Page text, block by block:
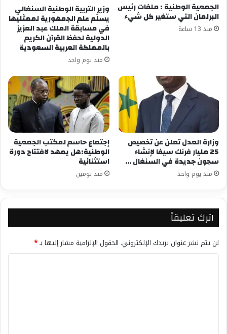
الجمعية الوطنية : ملفات رئيس
البرلمان التي ستغير كل شيء
منذ 13 ساعة
وزير التربية الوطنية السنغالي
يسلّم علم الجمهورية لممثليها
في مسابقة الملك عبد العزيز
الدولية لحفظ القرآن الكريم
بالمملكة العربية السعودية
منذ يوم واحد
وزارة العدل تعلن عن تخصيص
25 مليار فرنك سيفا لإنشاء
سجون جديدة في السنغال …
منذ يوم واحد
إجتماع حاسم لمكتب الجمعية
الوطنية:هل يمهد لافتتاح دورة
استثنائية
منذ يومين
اترك تعليقاً
لن يتم نشر عنوان بريدك الإلكتروني. الحقول الإلزامية مشار إليها بـ*